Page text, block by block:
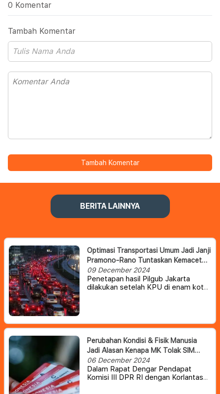
0 Komentar
Tambah Komentar
Tambah Komentar
BERITA LAINNYA
Optimasi Transportasi Umum Jadi Janji
Pramono-Rano Tuntaskan Kemacetan
Jakarta
09 December 2024
Penetapan hasil Pilgub Jakarta
dilakukan setelah KPU di enam kota
Kabupaten Kepulauan Seribu
menyelesaikan rekapitulasi lebih
dulu.
Perubahan Kondisi & Fisik Manusia
Jadi Alasan Kenapa MK Tolak SIM
Seumur Hidup
06 December 2024
Dalam Rapat Dengar Pendapat
Komisi III DPR RI dengan Korlantas